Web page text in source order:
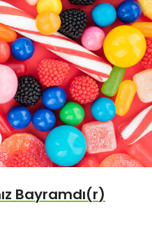
Bayramdı(r)